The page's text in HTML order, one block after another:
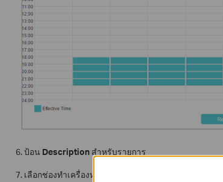
6. ป้อน Descriptionสำหรับรายการ
7. เลือกช่องทำเครื่องหมายเพื่อเปิดใช้งานรายการนี้และคลิ